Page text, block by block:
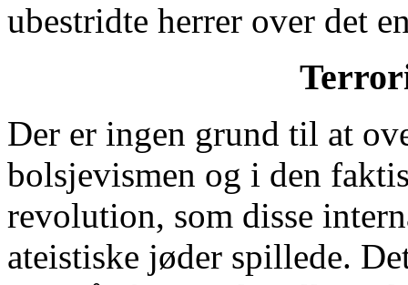
ubestridte herrer over det
Der er ingen grund til at
bolsjevismen og i den
revolution, som disse
ateistiske jøder spillede.